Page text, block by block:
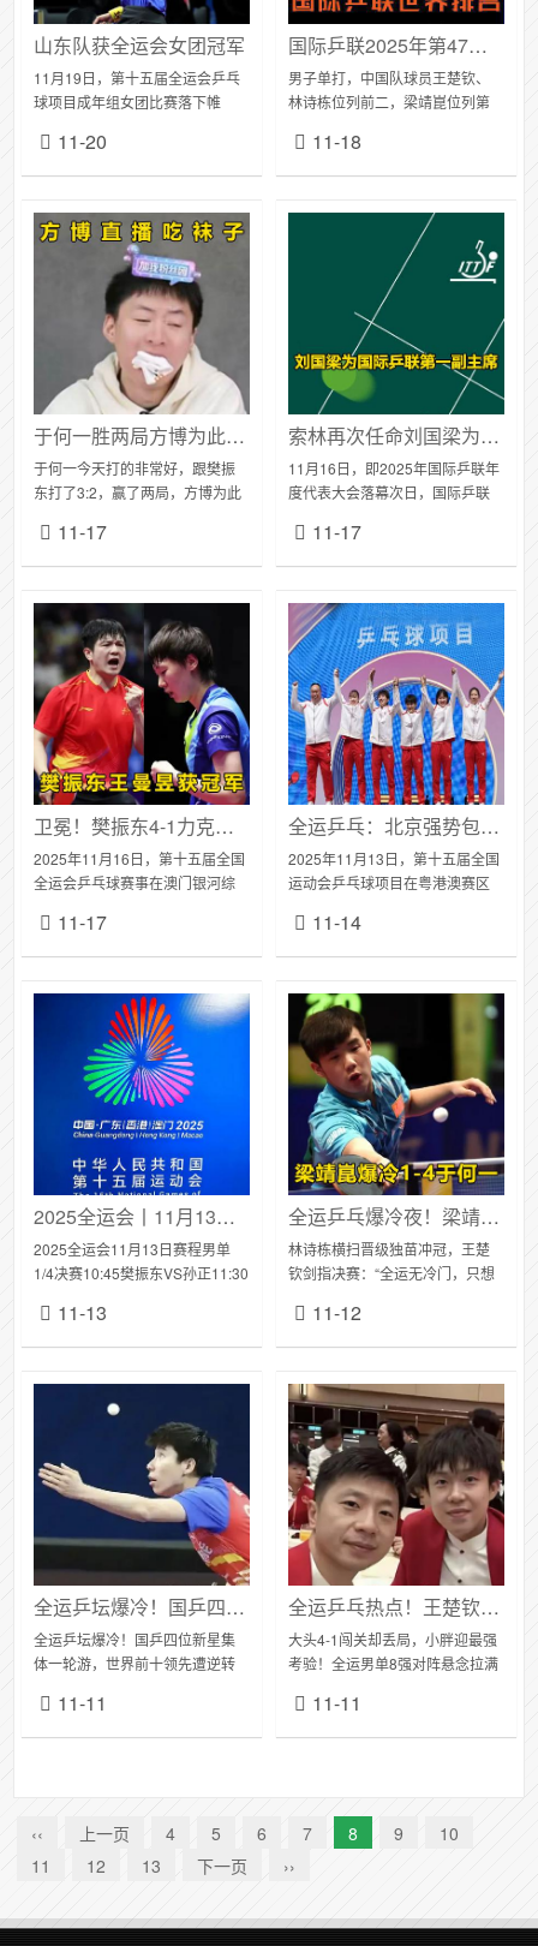
山东队获全运会女团冠军
11月19日，第十五届全运会乒乓
球项目成年组女团比赛落下帷
战胜河北队，获得女团冠军，河
北队获得亚军。上海队在铜牌赛
11-20
国际乒联2025年第47周世界排名
男子单打，中国队球员王楚钦、
林诗栋位列前二，梁靖崑位列第
冠军维姆·维东斯霍特排名上升49
个名次位列第96，刷新个人职业
11-18
于何一胜两局方博为此直播吃袜子
于何一今天打的非常好，跟樊振
东打了3:2，赢了两局，方博为此
取胜比分：11-6过程：樊振东延
续男单夺冠时的良好状态，通过
11-17
索林再次任命刘国梁为国际乒联第一副主席
11月16日，即2025年国际乒联年
度代表大会落幕次日，国际乒联
议，会议期间国际乒联主席佩特
拉·索林再次任命刘国梁为国际乒
11-17
卫冕！樊振东4-1力克林诗栋成全运传奇；王曼昱4-2击败孙颖莎获女单冠军；陈梦摘铜
2025年11月16日，第十五届全国
全运会乒乓球赛事在澳门银河综
中，上海队选手樊振东以4-1力克
海南队新星林诗栋，成为继马龙
11-17
全运乒乓：北京强势包揽青年双冠！樊振东王楚钦巅峰对话，争夺决赛席位，混双决赛对阵出炉
2025年11月13日，第十五届全国
运动会乒乓球项目在粤港澳赛区
混双赛事迎来巅峰对决，樊振
东、孙颖莎等顶尖名将悉数过
11-14
2025全运会丨11月13日赛程出炉，王楚钦对林高远，陈梦蒯曼上演国乒新老一代对决！
2025全运会11月13日赛程男单
1/4决赛10:45樊振东VS孙正11:30
励岑18:45林高远VS王楚钦女单
1/...
11-13
全运乒乓爆冷夜！梁靖崑1-4出局，男单前8号种子折损半数
林诗栋横扫晋级独苗冲冠，王楚
钦剑指决赛：“全运无冷门，只想
运会乒乓球赛场迎来“冷门与热血
交织”的一晚。男单1/16决赛战
11-12
全运乒坛爆冷！国乒四位新星集体一轮游，世界前十领先遭逆转成最大遗憾
全运乒坛爆冷！国乒四位新星集
体一轮游，世界前十领先遭逆转
对象折戟全运首轮，国乒梯队建
设再遇考验2025年11月10日，第
11-11
全运乒乓热点！王楚钦丢局险胜，樊振东遇"张本克星"，半决赛世纪对决前瞻
大头4-1闯关却丢局，小胖迎最强
考验！全运男单8强对阵悬念拉满
乒乓球赛场好戏连台，男单1/16
决赛落下帷幕，两大夺冠热门王
11-11
‹‹ 上一页 4 5 6 7 8 9
10
11
12 13 下一页 ››